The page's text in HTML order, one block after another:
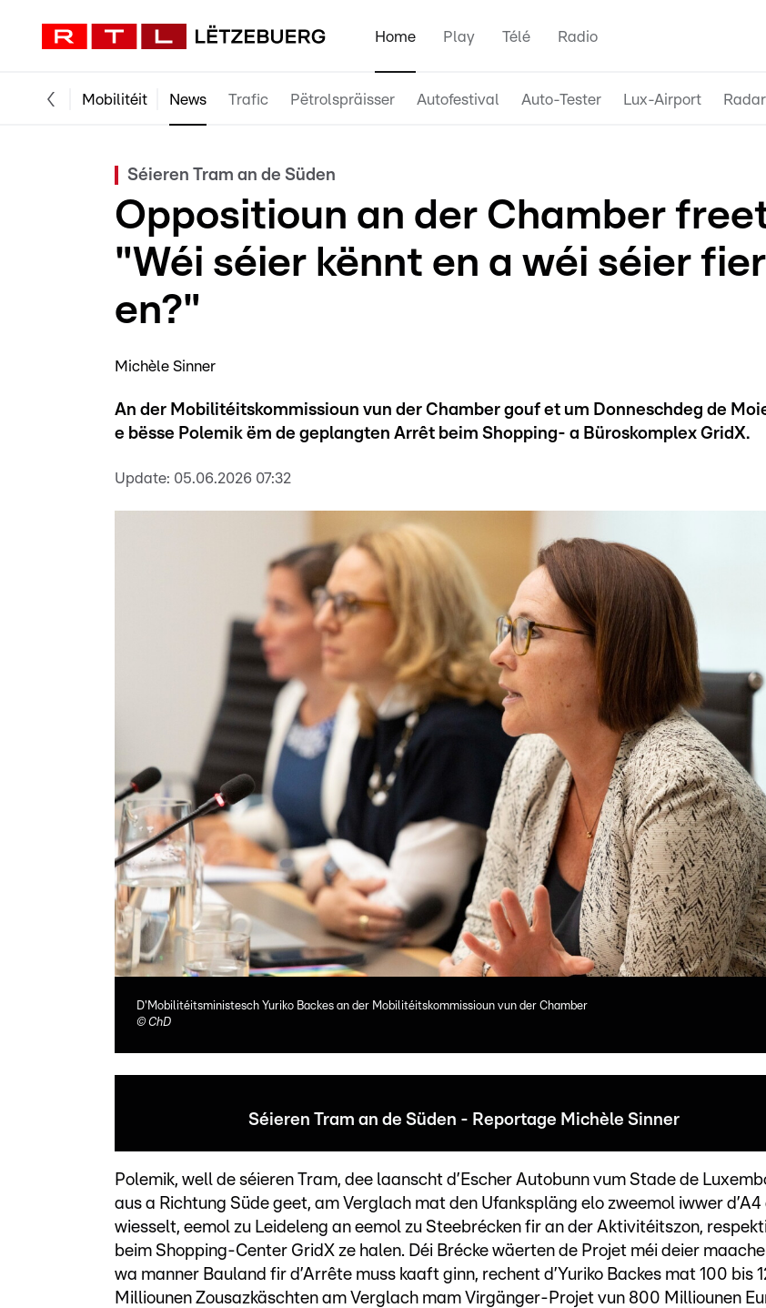
Home Play Télé Radio
Mobilitéit News Trafic Pëtrolspräisser Autofestival Auto-Tester Lux-Airport
Séieren Tram an de Süden
Oppositioun an der Chamber
"Wéi séier kënnt en a wéi séier
en?"
Michèle Sinner
An der Mobilitéitskommissioun vun der Chamber gouf et um Donneschdeg de
e bësse Polemik ëm de geplangten Arrêt beim Shopping- a Büroskomplex GridX.
Update: 05.06.2026 07:32
D'Mobilitéitsministesch Yuriko Backes an der Mobilitéitskommissioun vun der Chamber
© ChD
Séieren Tram an de Süden - Reportage Michèle Sinner
Polemik, well de séieren Tram, dee laanscht d’Escher Autobunn vum Stade de
aus a Richtung Süde geet, am Verglach mat den Ufankspläng elo zweemol iwwer d’A4
wiesselt, eemol zu Leideleng an eemol zu Steebrécken fir an der Aktivitéitszon,
beim Shopping-Center GridX ze halen. Déi Brécke wäerten de Projet méi deier
wa manner Bauland fir d’Arrête muss kaaft ginn, rechent d’Yuriko Backes mat 100 bis
Milliounen Zousazkäschten am Verglach mam Virgänger-Projet vun 800 Milliounen